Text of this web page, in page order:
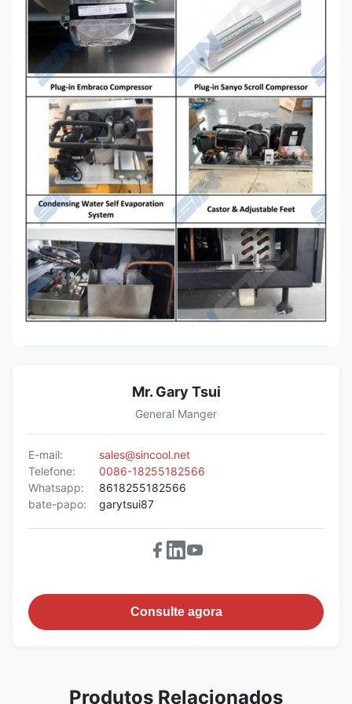
Mr. Gary Tsui
General Manger
E-mail:
sales@sincool.net
Telefone:
0086-18255182566
Whatsapp:
8618255182566
bate-papo:
garytsui87
Consulte agora
Produtos Relacionados